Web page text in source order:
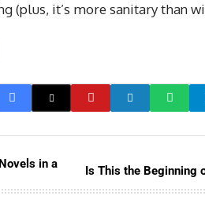
(plus, it’s more sanitary than
in a
Is This the Beginning